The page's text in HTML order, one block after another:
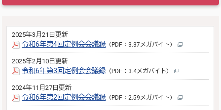
2025年3月21日更新
令和6年第4回定例会会議録 （PDF：3.37メガバイト）
2025年2月10日更新
令和6年第3回定例会会議録 （PDF：3.4メガバイト）
2024年11月27日更新
令和6年第2回定例会会議録 （PDF：2.59メガバイト）